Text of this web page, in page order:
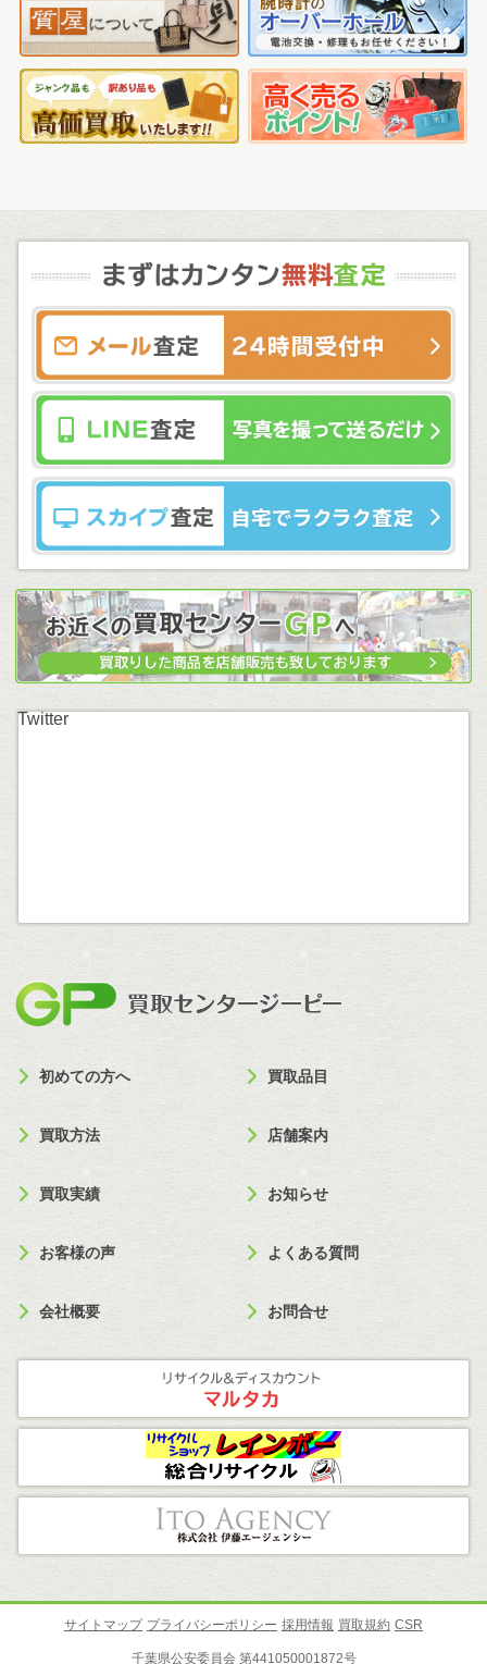
Twitter
初めての方へ 買取品目
買取方法 店舗案内
買取実績 お知らせ
お客様の声 よくある質問
会社概要 お問合せ
サイトマップ プライバシーポリシー 採用情報 買取規約 CSR
千葉県公安委員会 第441050001872号